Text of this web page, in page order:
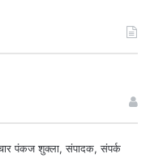
पंकज शुक्ला, संपादक, संपर्क